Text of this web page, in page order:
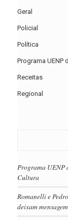
Geral
Policial
Política
Programa UENP
Receitas
Regional
Programa UENP
Cultura
Romanelli e
deixam